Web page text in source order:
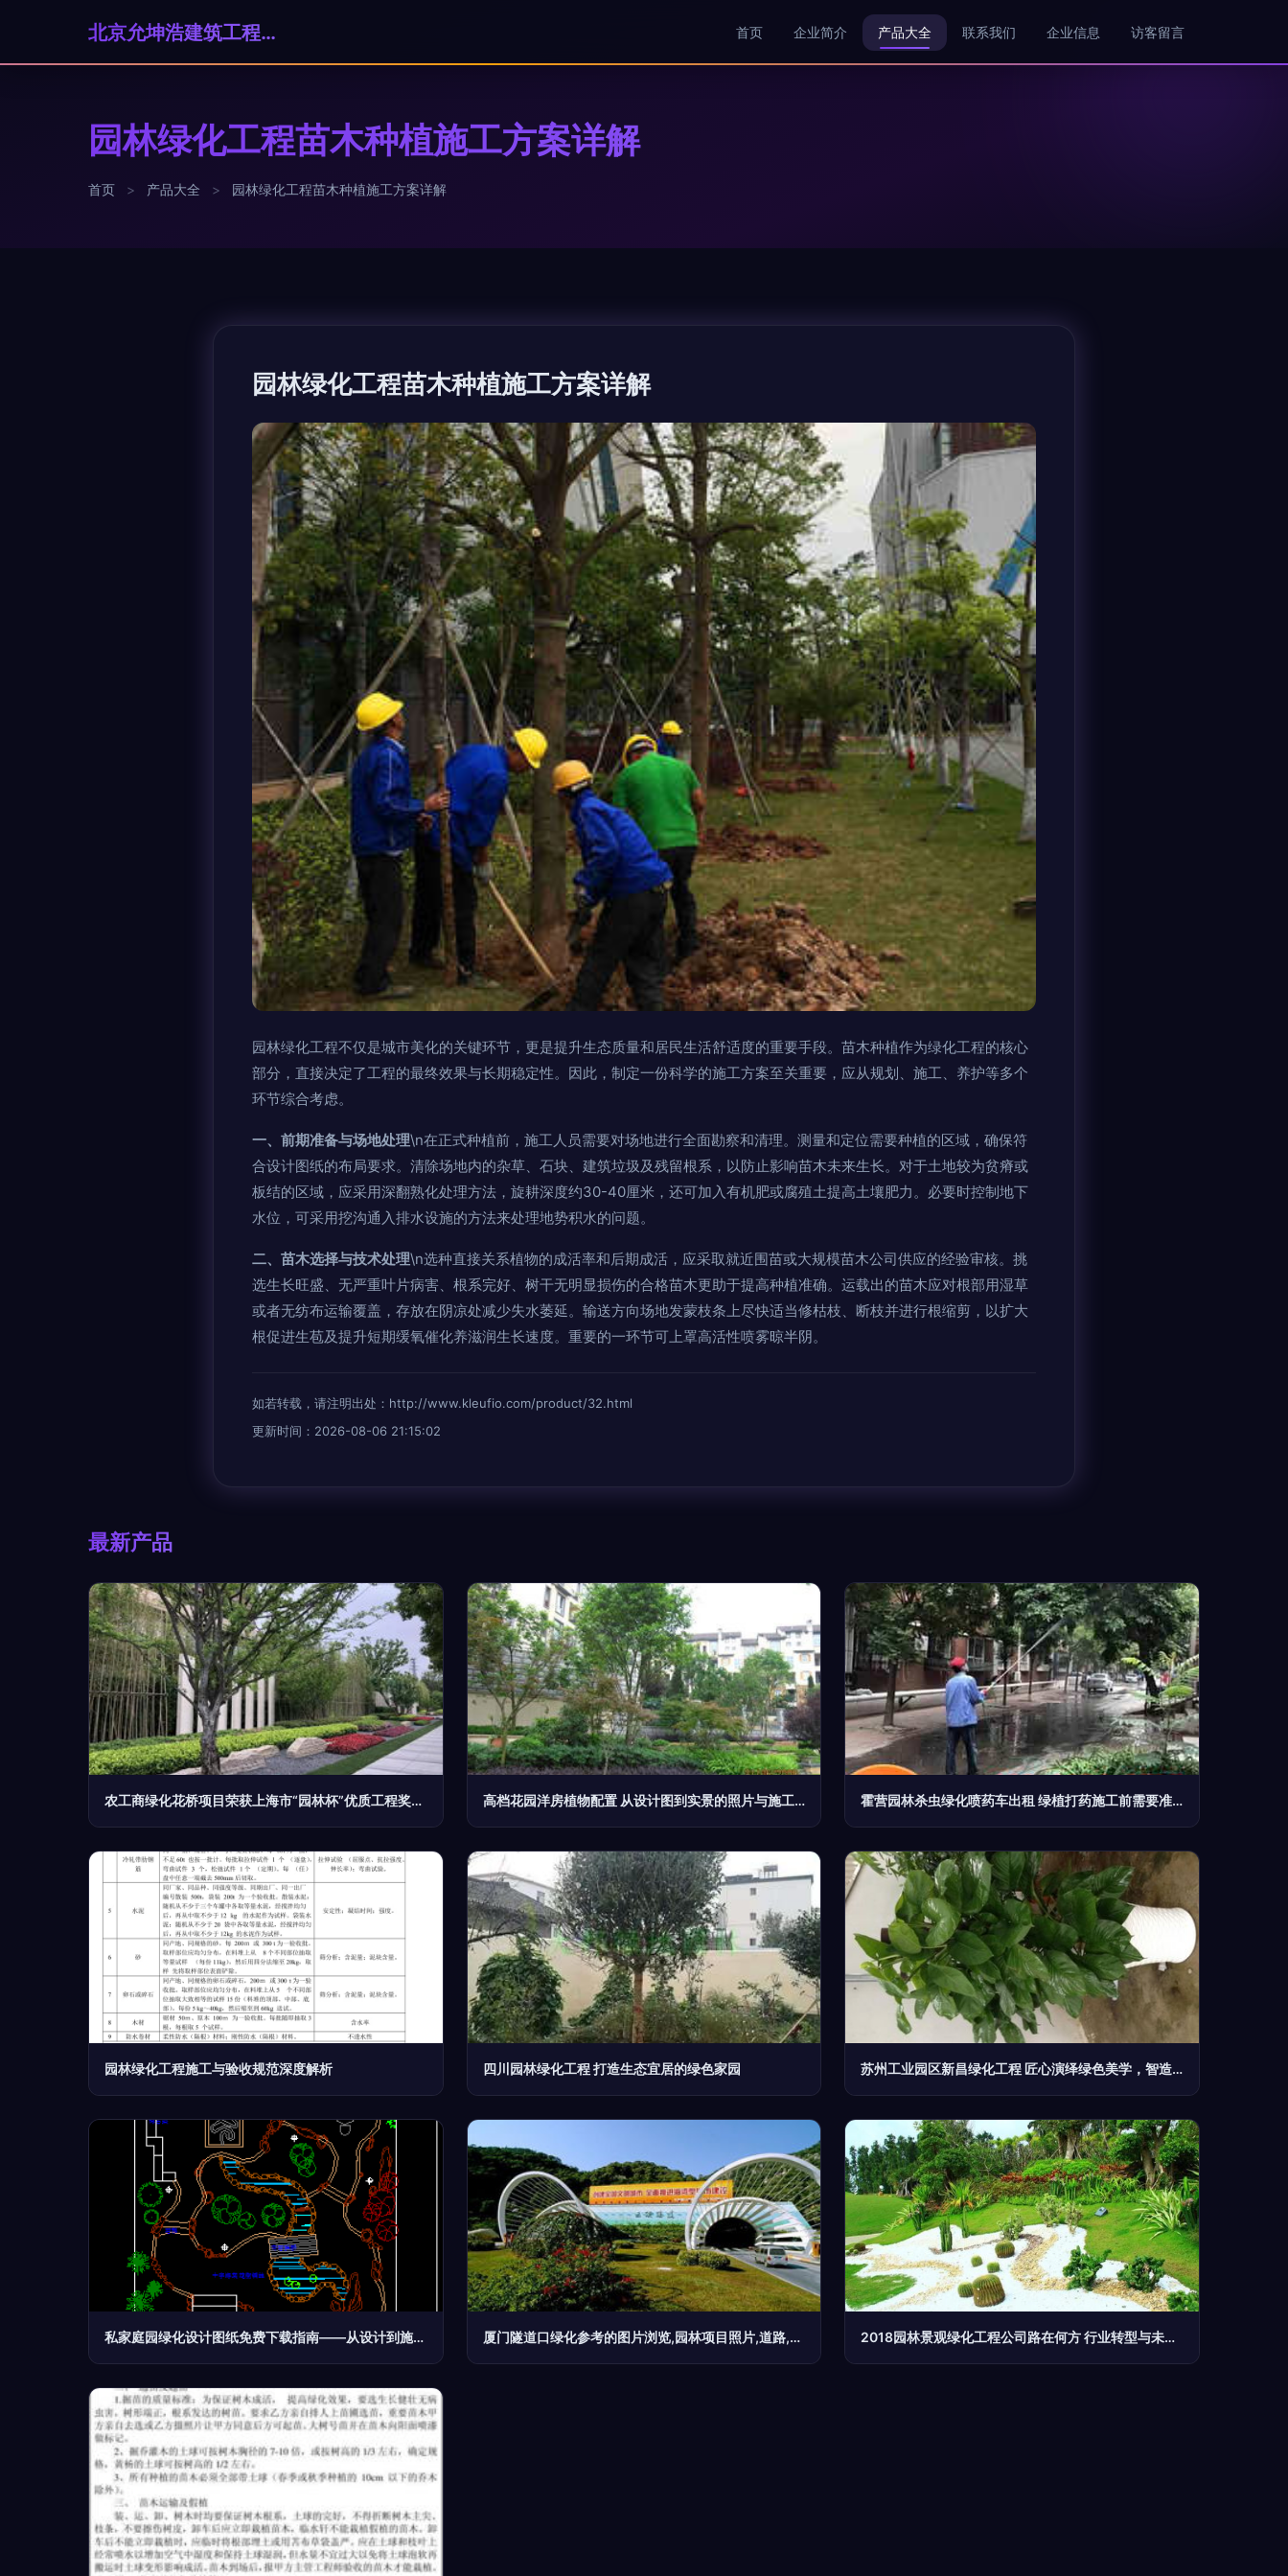
北京允坤浩建筑工程有限公司 首页 企业简介 产品大全 联系我们 企业信息 访客留言
园林绿化工程苗木种植施工方案详解
首页 > 产品大全 > 园林绿化工程苗木种植施工方案详解
园林绿化工程苗木种植施工方案详解
园林绿化工程不仅是城市美化的关键环节，更是提升生态质量和居民生活舒适度的重要手段。苗木种植作为绿化工程的核心
部分，直接决定了工程的最终效果与长期稳定性。因此，制定一份科学的施工方案至关重要，应从规划、施工、养护等多个
环节综合考虑。
一、前期准备与场地处理\n在正式种植前，施工人员需要对场地进行全面勘察和清理。测量和定位需要种植的区域，确保符
合设计图纸的布局要求。清除场地内的杂草、石块、建筑垃圾及残留根系，以防止影响苗木未来生长。对于土地较为贫瘠或
板结的区域，应采用深翻熟化处理方法，旋耕深度约30-40厘米，还可加入有机肥或腐殖土提高土壤肥力。必要时控制地下
水位，可采用挖沟通入排水设施的方法来处理地势积水的问题。
二、苗木选择与技术处理\n选种直接关系植物的成活率和后期成活，应采取就近围苗或大规模苗木公司供应的经验审核。挑
选生长旺盛、无严重叶片病害、根系完好、树干无明显损伤的合格苗木更助于提高种植准确。运载出的苗木应对根部用湿草
或者无纺布运输覆盖，存放在阴凉处减少失水萎延。输送方向场地发蒙枝条上尽快适当修枯枝、断枝并进行根缩剪，以扩大
根促进生苞及提升短期缓氧催化养滋润生长速度。重要的一环节可上罩高活性喷雾晾半阴。
如若转载，请注明出处：http://www.kleufio.com/product/32.html
更新时间：2026-08-06 21:15:02
最新产品
农工商绿化花桥项目荣获上海市“园林杯”优质工程奖，树立园林绿化施工新标杆 高档花园洋房植物配置 从设计图到实景的照片与施工指南 霍营园林杀虫绿化喷药车出租 绿植打药施工前需要准备哪些？
园林绿化工程施工与验收规范深度解析 四川园林绿化工程 打造生态宜居的绿色家园 苏州工业园区新昌绿化工程 匠心演绎绿色美学，智造园林精品
私家庭园绿化设计图纸免费下载指南——从设计到施工的全流程解析 厦门隧道口绿化参考的图片浏览,园林项目照片,道路,园林景观设计施工图纸资料下载 2018园林景观绿化工程公司路在何方 行业转型与未来趋势深度解析